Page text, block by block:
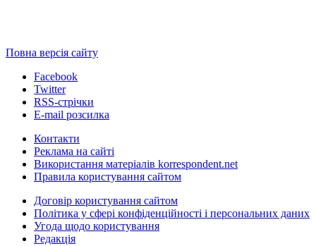
Повна версія сайту
Facebook
Twitter
RSS-стрічки
E-mail розсилка
Контакти
Реклама на сайті
Використання матеріалів korrespondent.net
Правила користування сайтом
Договір користування сайтом
Політика у сфері конфіденційності і персональних даних
Угода щодо користування
Редакція